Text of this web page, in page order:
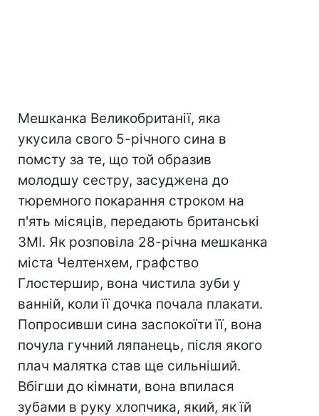
Мешканка Великобританії, яка
укусила свого 5-річного сина в
помсту за те, що той образив
молодшу сестру, засуджена до
тюремного покарання строком на
п'ять місяців, передають британські
ЗМІ. Як розповіла 28-річна мешканка
міста Челтенхем, графство
Глостершир, вона чистила зуби у
ванній, коли її дочка почала плакати.
Попросивши сина заспокоїти її, вона
почула гучний ляпанець, після якого
плач малятка став ще сильніший.
Вбігши до кімнати, вона впилася
зубами в руку хлопчика, який, як їй